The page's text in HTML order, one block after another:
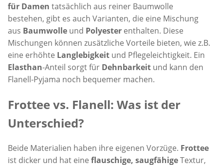
für Damen tatsächlich aus reiner Baumwolle
bestehen, gibt es auch Varianten, die eine Mischung
aus Baumwolle und Polyester enthalten. Diese
Mischungen können zusätzliche Vorteile bieten, wie z.B.
eine erhöhte Langlebigkeit und Pflegeleichtigkeit. Ein
Elasthan-Anteil sorgt für Dehnbarkeit und kann den
Flanell-Pyjama noch bequemer machen.
Frottee vs. Flanell: Was ist der
Unterschied?
Beide Materialien haben ihre eigenen Vorzüge. Frottee
ist dicker und hat eine flauschige, saugfähigeTextur,